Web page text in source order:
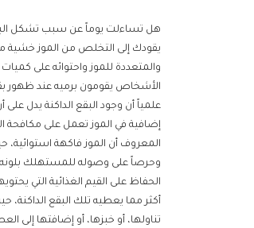
هل تساءلت يوماً عن سبب تشكل
يقودك إلى التخلص من الموز خشية
والمتعددة للموز واحتوائه على
الأشخاص يقومون برميه عند ظهور
علمياً أن وجود البقع الداكنة يدل
إضافية في الموز تعمل على مكافحة
المعروف أن الموز فاكهة
وحرصاً على وصوله للمستهلك بلونه
الحفاظ على القيم الغذائية التي
أكثر مما يعطيه تلك البقع
تناولها، أو خبزها، أو إضافتها إلى